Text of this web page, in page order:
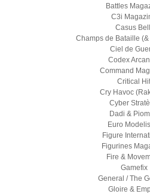
Battles
C3i
Casus
Champs de Bataille
Ciel de
Codex
Command
Critical Hit
Cry Havoc
Cyber
Dadi &
Euro
Figure
Figurines
Fire &
Gamefix
General / The
Gloire &